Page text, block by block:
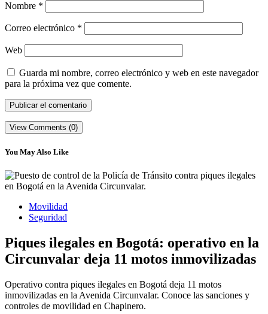
Nombre *
Correo electrónico *
Web
Guarda mi nombre, correo electrónico y web en este navegador
para la próxima vez que comente.
View Comments (0)
You May Also Like
Movilidad
Seguridad
Piques ilegales en Bogotá: operativo en la
Circunvalar deja 11 motos inmovilizadas
Operativo contra piques ilegales en Bogotá deja 11 motos
inmovilizadas en la Avenida Circunvalar. Conoce las sanciones y
controles de movilidad en Chapinero.